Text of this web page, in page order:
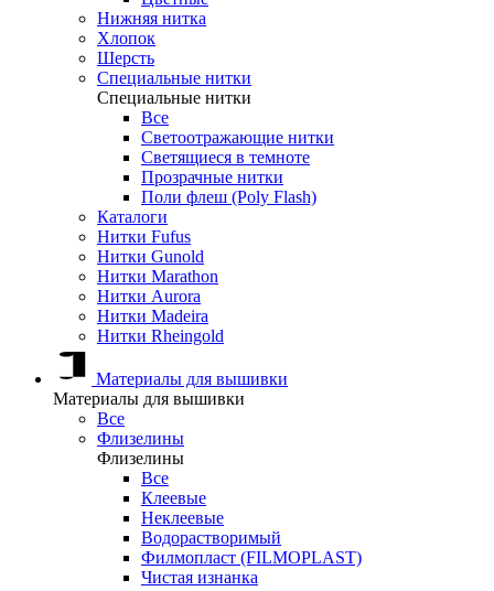
Нижняя нитка
Хлопок
Шерсть
Специальные нитки
Специальные нитки
Все
Светоотражающие нитки
Светящиеся в темноте
Прозрачные нитки
Поли флеш (Poly Flash)
Каталоги
Нитки Fufus
Нитки Gunold
Нитки Marathon
Нитки Aurora
Нитки Madeira
Нитки Rheingold
Материалы для вышивки
Материалы для вышивки
Все
Флизелины
Флизелины
Все
Клеевые
Неклеевые
Водорастворимый
Филмопласт (FILMOPLAST)
Чистая изнанка